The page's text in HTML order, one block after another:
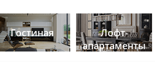
Гостиная
Лофт-
апартаменты